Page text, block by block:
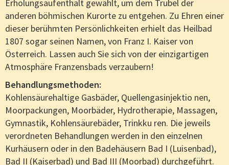
Erholungsaufenthalt gewählt, um dem Trubel der
anderen böhmischen Kurorte zu entgehen. Zu Ehren einer
dieser berühmten Persönlichkeiten erhielt das Heilbad
1807 sogar seinen Namen, von Franz I. Kaiser von
Österreich. Lassen auch Sie sich von der einzigartigen
Atmosphäre Franzensbads verzaubern!
Behandlungsmethoden:
Kohlensäurehaltige Gasbäder, Quellengasinjektio nen,
Moorpackungen, Moorbäder, Hydrotherapie, Massagen,
Gymnastik, Kohlensäurebäder, Trinkku ren. Die jeweils
verordneten Behandlungen werden in den einzelnen
Kurhäusern oder in den Badehäusern Bad I (Luisenbad),
Bad II (Kaiserbad) und Bad III (Moorbad) durchgeführt.